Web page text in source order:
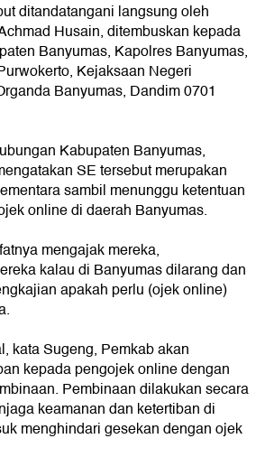
ditandatangani langsung oleh
Husain, ditembuskan kepada
Banyumas, Kapolres Banyumas,
Kejaksaan Negeri
Banyumas, Dandim 0701
Kabupaten Banyumas,
SE tersebut merupakan
sambil menunggu ketentuan
online di daerah Banyumas.
mengajak mereka,
kalau di Banyumas dilarang dan
apakah perlu (ojek online)
kata Sugeng, Pemkab akan
kepada pengojek online dengan
Pembinaan dilakukan secara
keamanan dan ketertiban di
menghindari gesekan dengan ojek